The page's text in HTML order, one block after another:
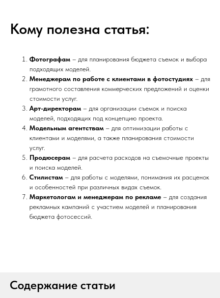
Кому полезна статья:
Фотографам – для планирования бюджета съемок и выбора
подходящих моделей.
Менеджерам по работе с клиентами в фотостудиях – для
грамотного составления коммерческих предложений и оценки
стоимости услуг.
Арт-директорам – для организации съемок и поиска
моделей, подходящих под концепцию проекта.
Модельным агентствам – для оптимизации работы с
клиентами и моделями, а также планирования стоимости
услуг.
Продюсерам – для расчета расходов на съемочные проекты
и поиска моделей.
Стилистам – для работы с моделями, понимания их расценок
и особенностей при различных видах съемок.
Маркетологам и менеджерам по рекламе – для создания
рекламных кампаний с участием моделей и планирования
бюджета фотосессий.
Содержание статьи